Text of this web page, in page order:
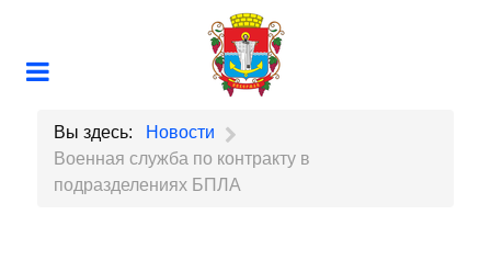
Вы здесь:
Новости
Военная служба по контракту в
подразделениях БПЛА